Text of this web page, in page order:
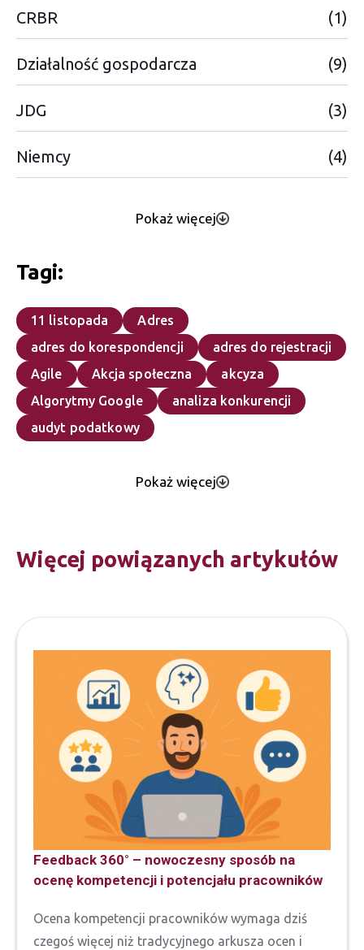
CRBR (1)
Działalność gospodarcza (9)
JDG (3)
Niemcy (4)
Pokaż więcej
Tagi:
11 listopada
Adres
adres do korespondencji
adres do rejestracji
Agile
Akcja społeczna
akcyza
Algorytmy Google
analiza konkurencji
audyt podatkowy
Pokaż więcej
Więcej powiązanych artykułów
Feedback 360° – nowoczesny sposób na
ocenę kompetencji i potencjału pracowników
Ocena kompetencji pracowników wymaga dziś
czegoś więcej niż tradycyjnego arkusza ocen i